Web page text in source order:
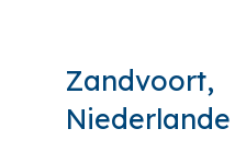
Zandvoort,
Niederlande